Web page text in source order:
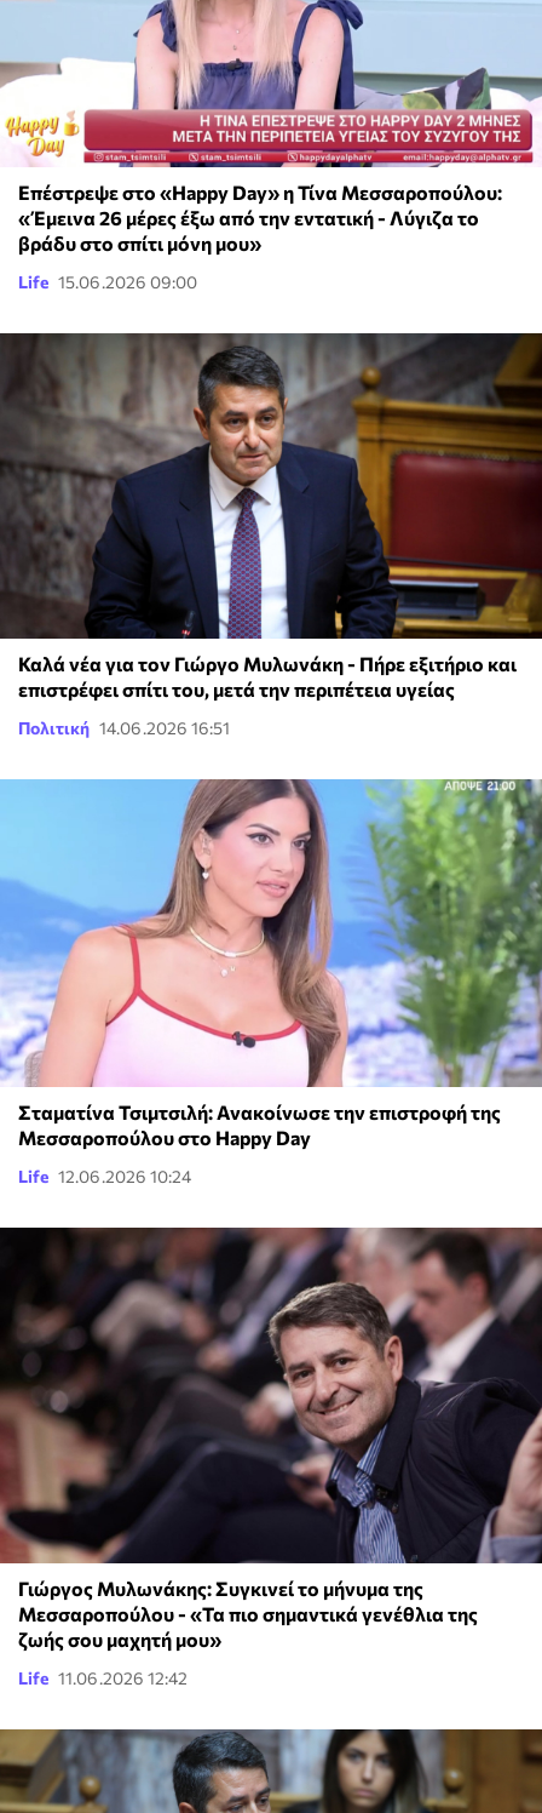
Επέστρεψε στο «Happy Day» η Τίνα Μεσσαροπούλου:
«Έμεινα 26 μέρες έξω από την εντατική - Λύγιζα το
βράδυ στο σπίτι μόνη μου»
Life 15.06.2026 09:00
Καλά νέα για τον Γιώργο Μυλωνάκη - Πήρε εξιτήριο και
επιστρέφει σπίτι του, μετά την περιπέτεια υγείας
Πολιτική 14.06.2026 16:51
Σταματίνα Τσιμτσιλή: Ανακοίνωσε την επιστροφή της
Μεσσαροπούλου στο Happy Day
Life 12.06.2026 10:24
Γιώργος Μυλωνάκης: Συγκινεί το μήνυμα της
Μεσσαροπούλου - «Τα πιο σημαντικά γενέθλια της
ζωής σου μαχητή μου»
Life 11.06.2026 12:42